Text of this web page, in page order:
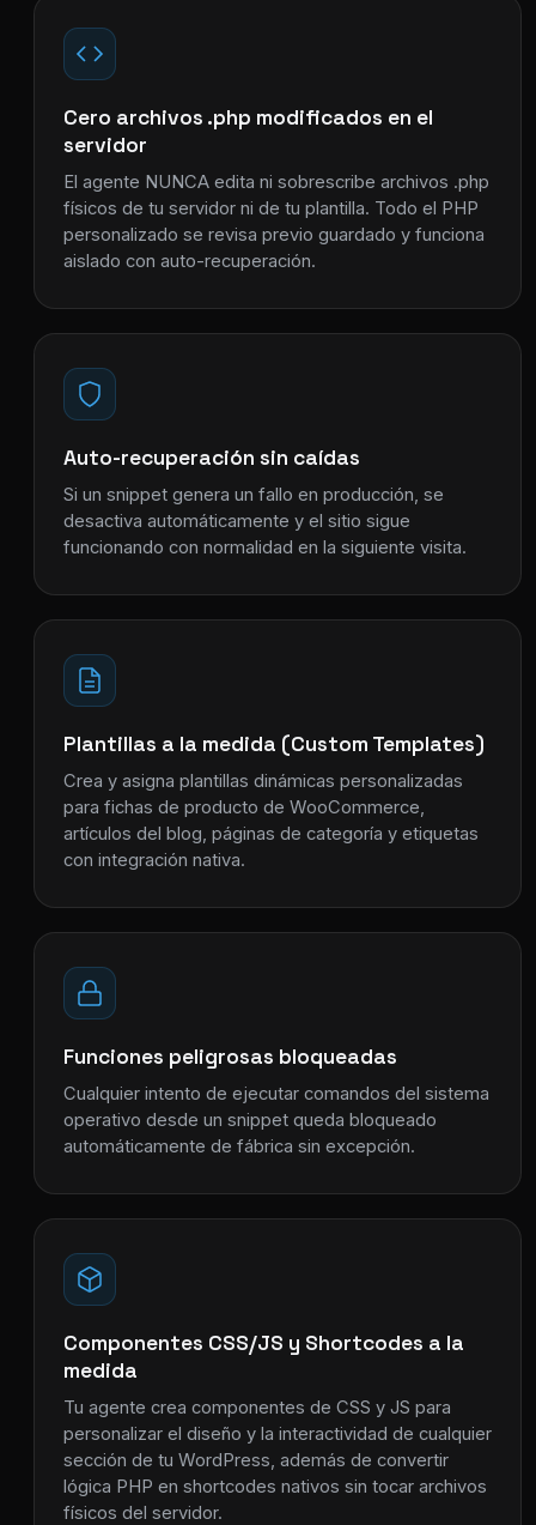
Cero archivos .php modificados en el
servidor
El agente NUNCA edita ni sobrescribe archivos .php
físicos de tu servidor ni de tu plantilla. Todo el PHP
personalizado se revisa previo guardado y funciona
aislado con auto-recuperación.
Auto-recuperación sin caídas
Si un snippet genera un fallo en producción, se
desactiva automáticamente y el sitio sigue
funcionando con normalidad en la siguiente visita.
Plantillas a la medida (Custom Templates)
Crea y asigna plantillas dinámicas personalizadas
para fichas de producto de WooCommerce,
artículos del blog, páginas de categoría y etiquetas
con integración nativa.
Funciones peligrosas bloqueadas
Cualquier intento de ejecutar comandos del sistema
operativo desde un snippet queda bloqueado
automáticamente de fábrica sin excepción.
Componentes CSS/JS y Shortcodes a la
medida
Tu agente crea componentes de CSS y JS para
personalizar el diseño y la interactividad de cualquier
sección de tu WordPress, además de convertir
lógica PHP en shortcodes nativos sin tocar archivos
físicos del servidor.